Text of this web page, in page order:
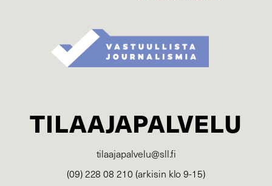
TILAAJAPALVELU
tilaajapalvelu@sll.fi
(09) 228 08 210 (arkisin klo 9-15)